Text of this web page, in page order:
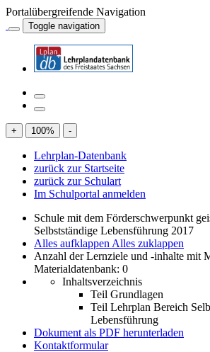
Portalübergreifende Navigation
Toggle navigation
+ 100% -
Lehrplan-Datenbank
zurück zur Startseite
zurück zur Schulart
Im Schulportal anmelden
Schule mit dem Förderschwerpunkt
Selbstständige Lebensführung 2017
Alles aufklappen Alles zuklappen
Anzahl der Lernziele und -inhalte mit
Materialdatenbank: 0
Inhaltsverzeichnis
Teil Grundlagen
Teil Lehrplan Bereich
Lebensführung
Dokument als PDF herunterladen
Kontaktformular